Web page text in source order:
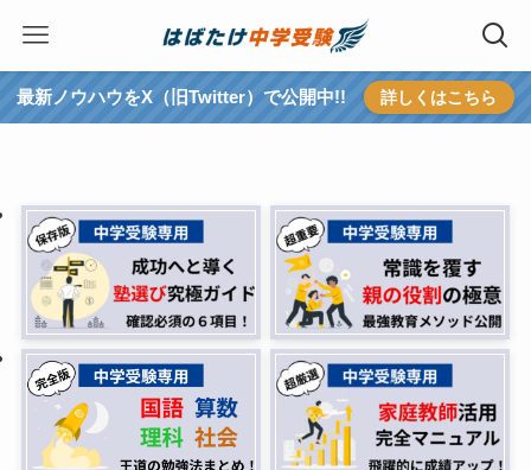
最新ノウハウをX（旧Twitter）で公開中!! 詳しくはこちら